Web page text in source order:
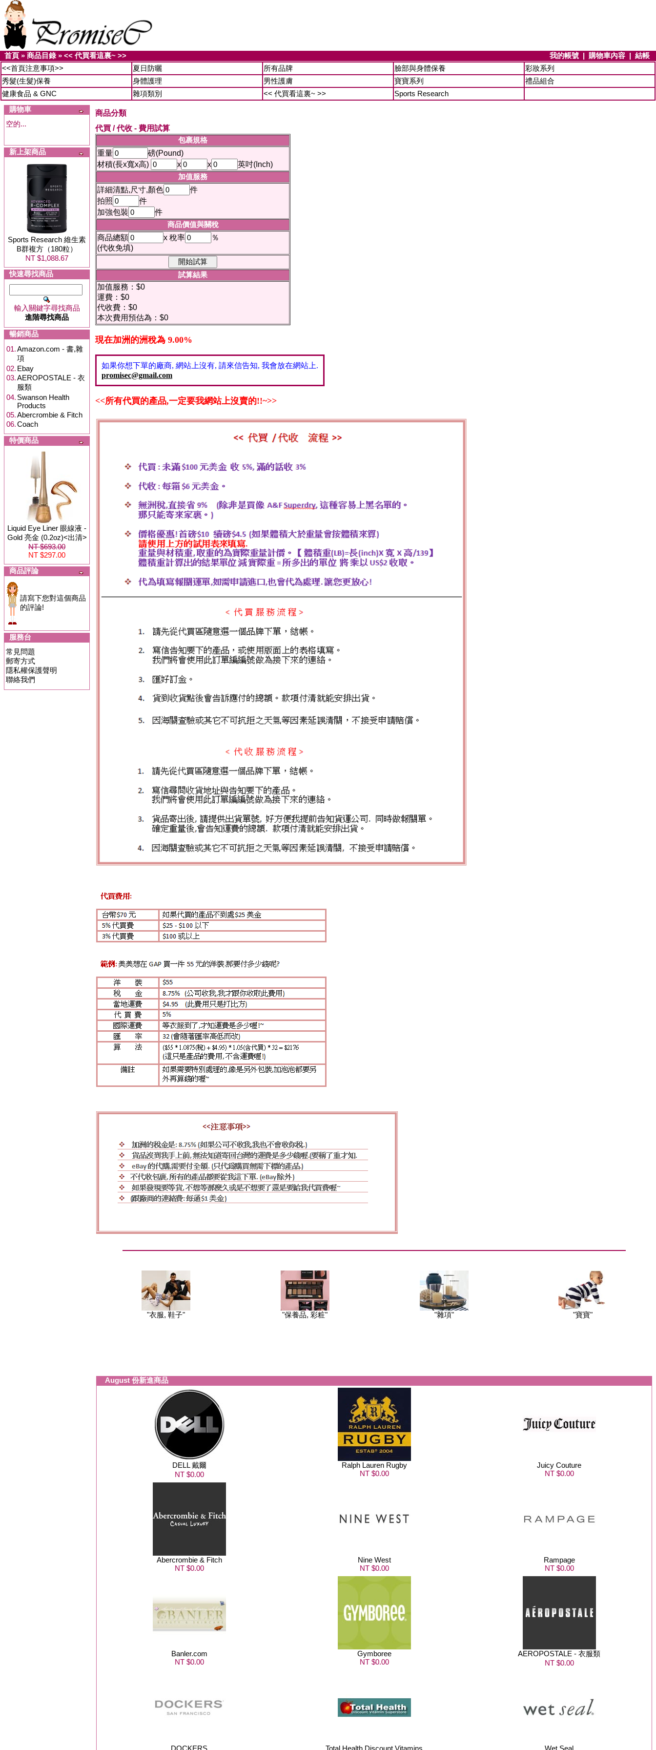
首頁 » 商品目錄» << 代買看這裏~ >> 我的帳號 | 購物車內容 | 結帳
<<首頁注意事項>>
夏日防曬 所有品牌 臉部與身體保養
彩妝系列
秀髮(生髮)保養
身體護理 男性護膚 寶寶系列
禮品組合
健康食品 & GNC
雜項類別 << 代買看這裏~ >>
Sports Research
購物車
空的...
新上架商品
Sports Research 維生素
B群複方（180粒）
NT $1,088.67
快速尋找商品
輸入關鍵字尋找商品
進階尋找商品
暢銷商品
01.Amazon.com - 書,雜
項
02. Ebay
03.AEROPOSTALE - 衣
服類
04. Swanson Health
Products
05.Abercrombie & Fitch
06.Coach
特價商品
Liquid Eye Liner 眼線液 -
Gold 亮金 (0.2oz)<出清>
NT $693.00
NT $297.00
商品評論
請寫下您對這個商品
的評論!
服務台
常見問題
郵寄方式
隱私權保護聲明
聯絡我們
商品分類
代買 / 代收 - 費用試算
包裹規格
重量
磅(Pound)
材積(長x寬x高)
x x
英吋(Inch)
加值服務
詳細清點,尺寸,顏色
件
拍照
件
加強包裝
件
商品價值與關稅
商品總額
x 稅率
％
(代收免填)
試算結果
加值服務：$0
運費：$0
代收費：$0
本次費用預估為：$0
現在加洲的洲稅為 9.00%
如果你想下單的廠商, 網站上沒有, 請來信告知, 我會放在網站上.
promisec@gmail.com
<<所有代買的產品,一定要我網站上沒賣的!!~>>
"衣服, 鞋子" "保養品, 彩粧" "雜項" "寶寶"
August 份新進商品
DELL 戴爾
NT $0.00
Ralph Lauren Rugby
NT $0.00
Juicy Couture
NT $0.00
Abercrombie & Fitch
NT $0.00
Nine West
NT $0.00
Rampage
NT $0.00
Banler.com
NT $0.00
Gymboree
NT $0.00
AEROPOSTALE - 衣服類
NT $0.00
DOCKERS Total Health Discount Vitamins Wet Seal